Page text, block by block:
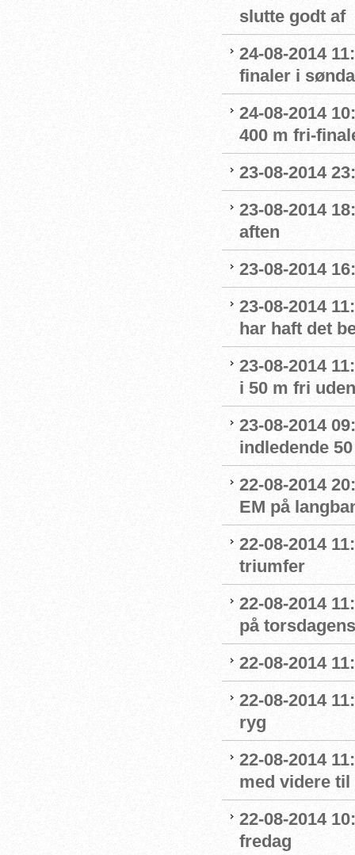
slutte godt af
24-08-2014
finaler i
24-08-2014
400 m fri-
23-08-2014
23-08-2014
aften
23-08-2014
23-08-2014
har haft det
23-08-2014
i 50 m fri
23-08-2014
indledende
22-08-2014
EM på
22-08-2014
triumfer
22-08-2014
på
22-08-2014
22-08-2014
ryg
22-08-2014
med videre
22-08-2014
fredag